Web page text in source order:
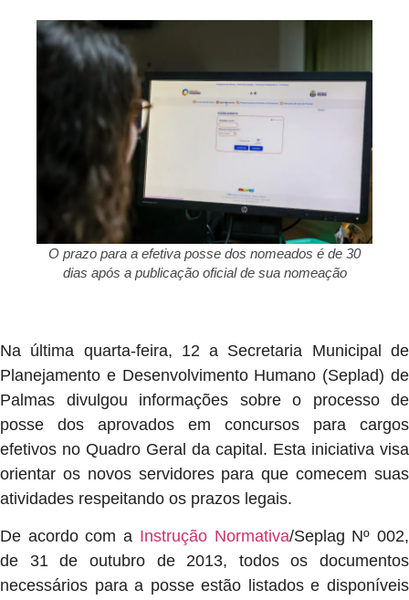
O prazo para a efetiva posse dos nomeados é de 30
dias após a publicação oficial de sua nomeação
Na última quarta-feira, 12 a Secretaria Municipal de
Planejamento e Desenvolvimento Humano (Seplad) de
Palmas divulgou informações sobre o processo de
posse dos aprovados em concursos para cargos
efetivos no Quadro Geral da capital. Esta iniciativa visa
orientar os novos servidores para que comecem suas
atividades respeitando os prazos legais.
De acordo com a Instrução Normativa/Seplag Nº 002,
de 31 de outubro de 2013, todos os documentos
necessários para a posse estão listados e disponíveis